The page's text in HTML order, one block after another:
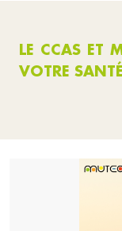
LE CCAS ET
VOTRE